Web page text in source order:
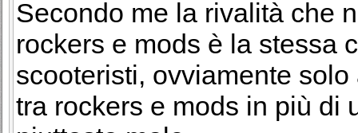
Secondo me la rivalità che
rockers e mods è la stessa
scooteristi, ovviamente
tra rockers e mods in più di